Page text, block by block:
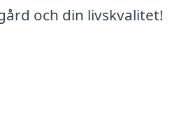
och din livskvalitet!